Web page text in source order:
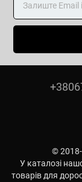
©
У каталозі
товарів для